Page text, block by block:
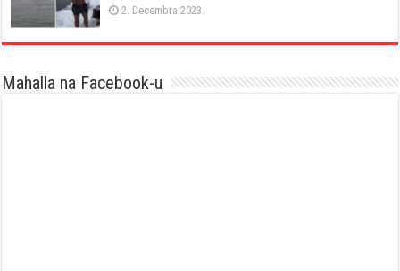
2. Decembra 2023.
Mahalla na Facebook-u